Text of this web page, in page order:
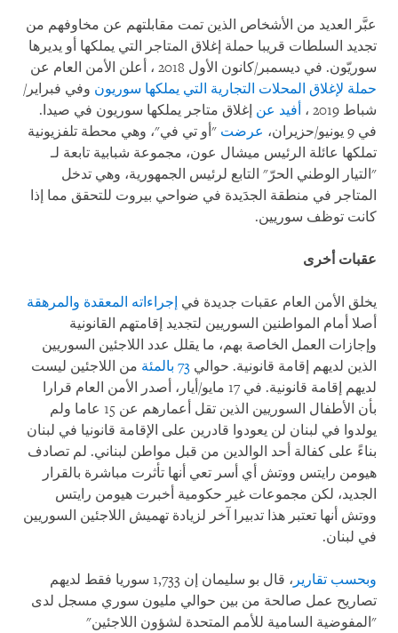
عبَّر العديد من الأشخاص الذين تمت مقابلتهم عن مخاوفهم من
تجديد السلطات قريبا حملة إغلاق المتاجر التي يملكها أو يديرها
سوريّون. في ديسمبر/كانون الأول 2018 ، أعلن الأمن العام عن
حملة لإغلاق المحلات التجارية التي يملكها سوريون وفي فبراير/
شباط 2019 ،
أفيد عن إغلاق متاجر يملكها سوريون في صيدا.
في 9 يونيو/حزيران،
عرضت "أو تي في"، وهي محطة تلفزيونية
تملكها عائلة الرئيس ميشال عون، مجموعة شبابية تابعة لـ
"التيار الوطني الحرّ" التابع لرئيس الجمهورية، وهي تدخل
المتاجر في منطقة الجدَيدة في ضواحي بيروت للتحقق مما إذا
كانت توظف سوريين.
عقبات أخرى
يخلق الأمن العام عقبات جديدة في إجراءاته المعقدة والمرهقة
أصلا أمام المواطنين السوريين لتجديد إقامتهم القانونية
وإجازات العمل الخاصة بهم، ما يقلل عدد اللاجئين السوريين
الذين لديهم إقامة قانونية. حوالي
من اللاجئين ليست
لديهم إقامة قانونية. في 17 مايو/أيار، أصدر الأمن العام قرارا
بأن الأطفال السوريين الذين تقل أعمارهم عن 15 عاما ولم
يولدوا في لبنان لن يعودوا قادرين على الإقامة قانونيا في لبنان
بناءً على كفالة أحد الوالدين من قبل مواطن لبناني. لم تصادف
هيومن رايتس ووتش أي أسر تعي أنها تأثرت مباشرة بالقرار
الجديد، لكن مجموعات غير حكومية أخبرت هيومن رايتس
ووتش أنها تعتبر هذا تدبيرا آخر لزيادة تهميش اللاجئين السوريين
في لبنان.
وبحسب تقارير
، قال بو سليمان إن 1,733 سوريا فقط لديهم
تصاريح عمل صالحة من بين حوالي مليون سوري مسجل لدى
"المفوضية السامية للأمم المتحدة لشؤون اللاجئين"